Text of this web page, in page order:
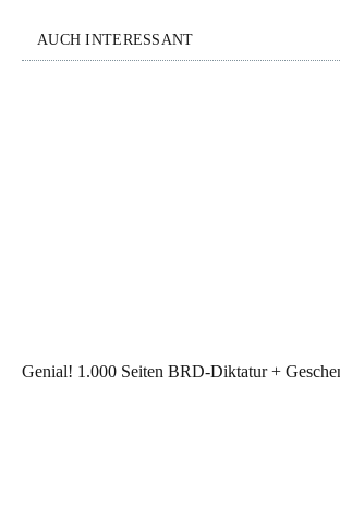
AUCH INTERESSANT
Genial! 1.000 Seiten BRD-Diktatur +